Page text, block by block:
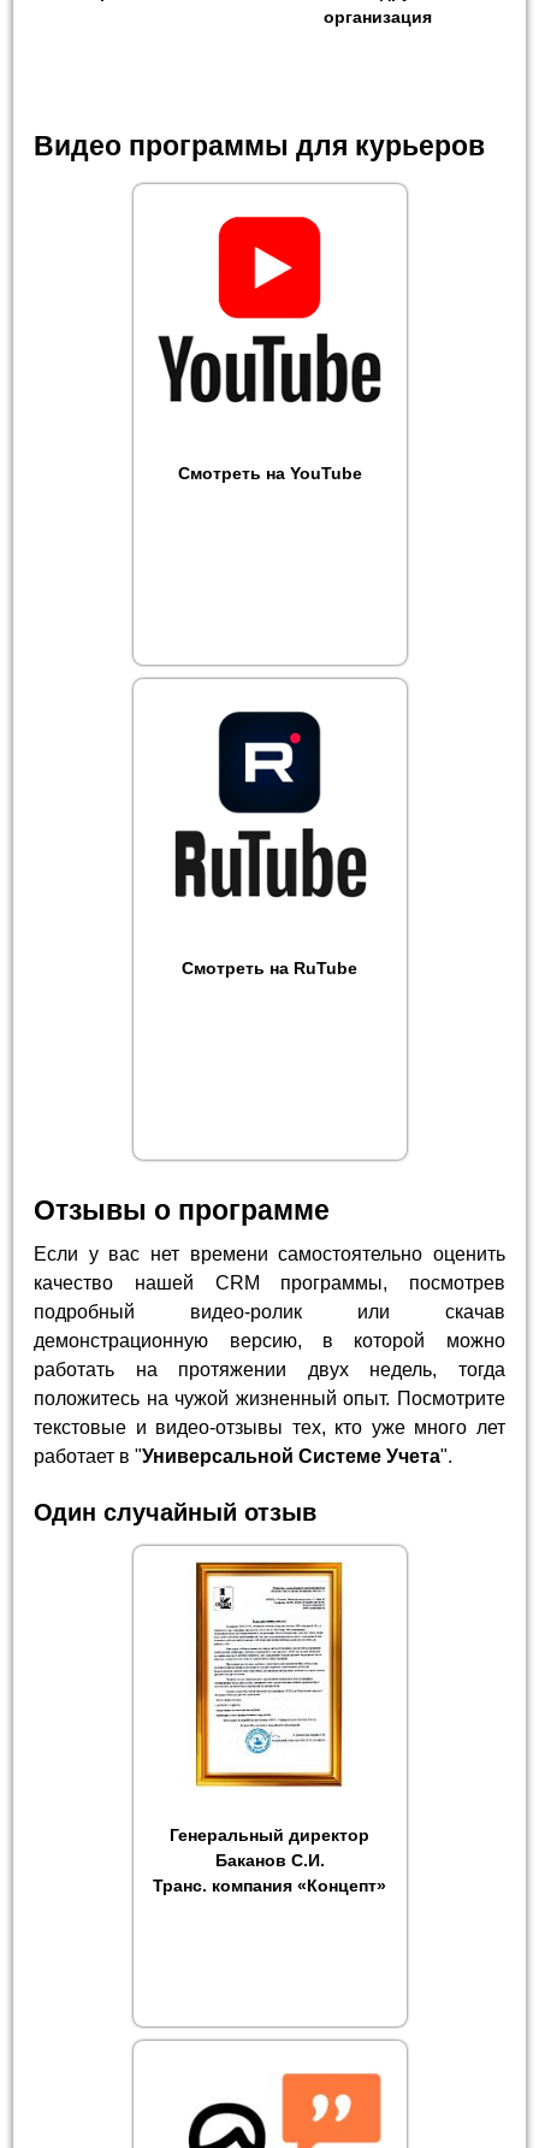
организация
Видео программы для курьеров
Смотреть на YouTube
Смотреть на RuTube
Отзывы о программе
Если у вас нет времени самостоятельно оценить
качество нашей CRM программы, посмотрев
подробный видео-ролик или скачав
демонстрационную версию, в которой можно
работать на протяжении двух недель, тогда
положитесь на чужой жизненный опыт. Посмотрите
текстовые и видео-отзывы тех, кто уже много лет
работает в "Универсальной Системе Учета".
Один случайный отзыв
Генеральный директор
Баканов С.И.
Транс. компания «Концепт»